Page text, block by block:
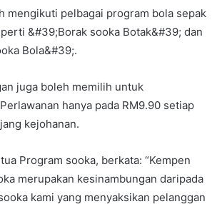
mengikuti pelbagai program bola sepak
&#39;Borak sooka Botak&#39; dan
Bola&#39;.
juga boleh memilih untuk
hanya pada RM9.90 setiap
kejohanan.
Program sooka, berkata: “Kempen
merupakan kesinambungan daripada
kami yang menyaksikan pelanggan